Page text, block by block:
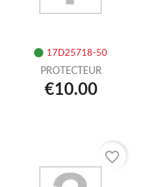
17D25718-50
PROTECTEUR
€10.00
favorite_border